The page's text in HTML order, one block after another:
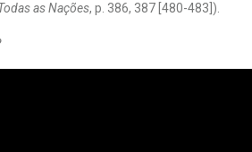
as Nações, p. 386, 387 [480-483]).